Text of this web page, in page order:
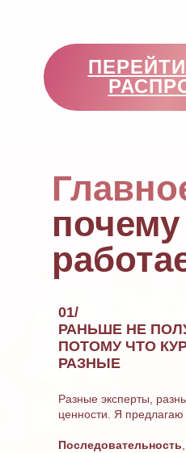
почему
01/
РАНЬШЕ НЕ
ПОТОМУ ЧТО
РАЗНЫЕ
Разные эксперты,
ценности. Я предлагаю
Последовательность